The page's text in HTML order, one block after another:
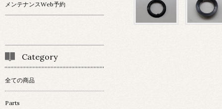
メンテナンスWeb予約
Category
全ての商品
Parts